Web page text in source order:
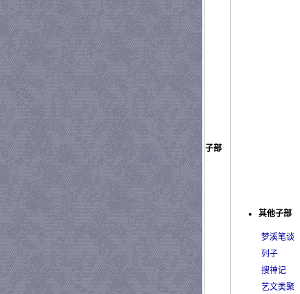
子部
其他子部
梦溪笔谈
列子
搜神记
艺文类聚